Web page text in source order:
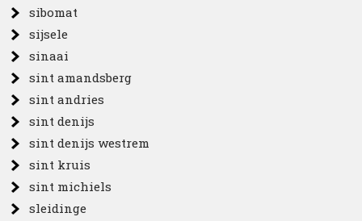
sibomat
sijsele
sinaai
sint amandsberg
sint andries
sint denijs
sint denijs westrem
sint kruis
sint michiels
sleidinge